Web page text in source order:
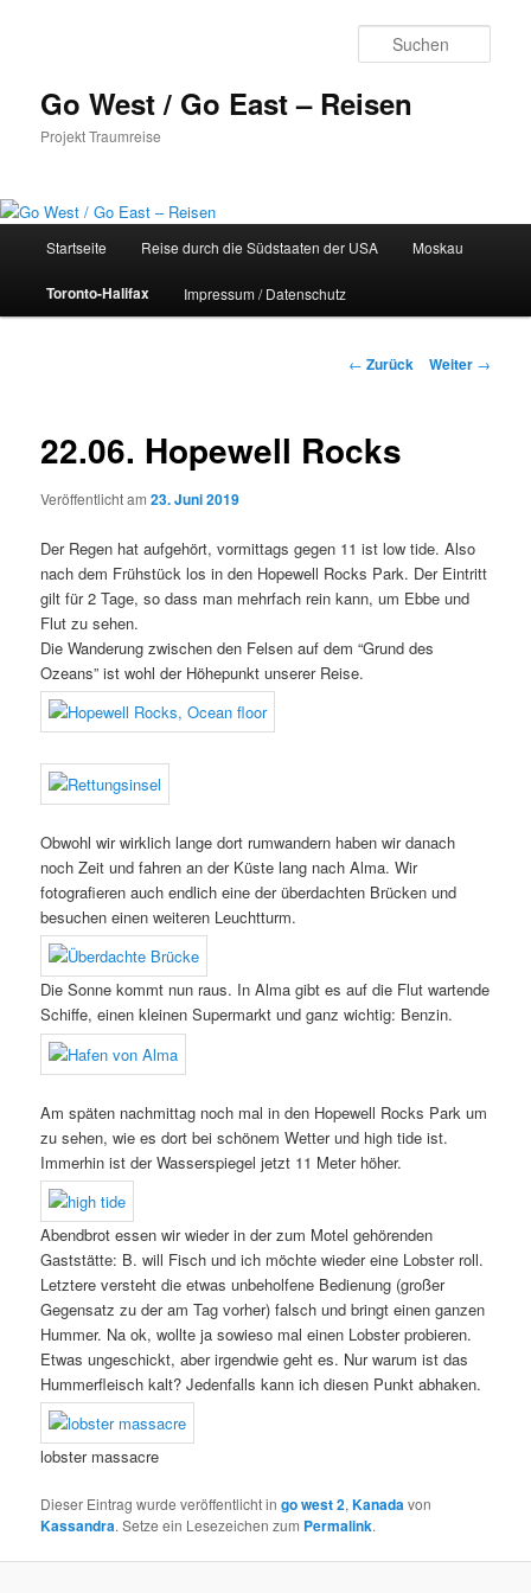
Go West / Go East – Reisen
Projekt Traumreise
Startseite Reise durch die Südstaaten der USA Moskau
Toronto-Halifax Impressum / Datenschutz
Beitragsnavigation
← Zurück Weiter →
22.06. Hopewell Rocks
Veröffentlicht am23. Juni 2019
Der Regen hat aufgehört, vormittags gegen 11 ist low tide. Also
nach dem Frühstück los in den Hopewell Rocks Park. Der Eintritt
gilt für 2 Tage, so dass man mehrfach rein kann, um Ebbe und
Flut zu sehen.
Die Wanderung zwischen den Felsen auf dem “Grund des
Ozeans” ist wohl der Höhepunkt unserer Reise.
Obwohl wir wirklich lange dort rumwandern haben wir danach
noch Zeit und fahren an der Küste lang nach Alma. Wir
fotografieren auch endlich eine der überdachten Brücken und
besuchen einen weiteren Leuchtturm.
Die Sonne kommt nun raus. In Alma gibt es auf die Flut wartende
Schiffe, einen kleinen Supermarkt und ganz wichtig: Benzin.
Am späten nachmittag noch mal in den Hopewell Rocks Park um
zu sehen, wie es dort bei schönem Wetter und high tide ist.
Immerhin ist der Wasserspiegel jetzt 11 Meter höher.
Abendbrot essen wir wieder in der zum Motel gehörenden
Gaststätte: B. will Fisch und ich möchte wieder eine Lobster roll.
Letztere versteht die etwas unbeholfene Bedienung (großer
Gegensatz zu der am Tag vorher) falsch und bringt einen ganzen
Hummer. Na ok, wollte ja sowieso mal einen Lobster probieren.
Etwas ungeschickt, aber irgendwie geht es. Nur warum ist das
Hummerfleisch kalt? Jedenfalls kann ich diesen Punkt abhaken.
lobster massacre
Dieser Eintrag wurde veröffentlicht ingo west 2,Kanadavon
Kassandra. Setze ein Lesezeichen zum Permalink.